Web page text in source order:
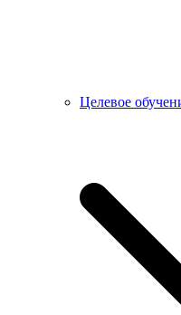
Целевое